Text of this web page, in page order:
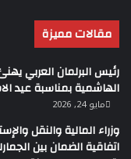
من جانبه أكد
والتنمية
التنسيق والتكامل مع
الدعم للمبادرة من
وتحقيق التنمية
للقرى المختلفة بما
المزيد من فرص
مختلف الإمكانيات
مقالات مميزة
رئيس البرلمان العربي
الهاشمية بمناسبة عيد
مايو 24, 2026
وزراء المالية والنقل
اتفاقية الضمان بين